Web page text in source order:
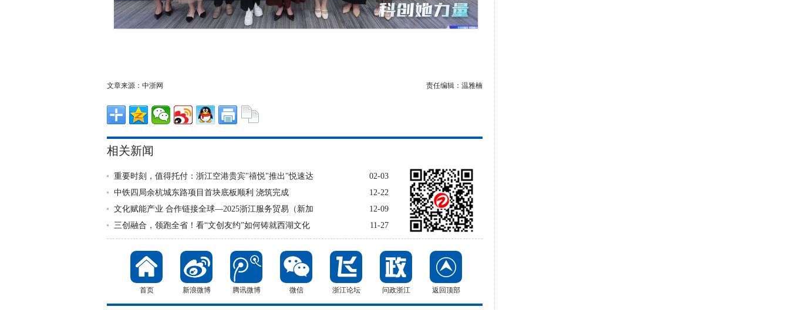
文章来源： 中浙网 责任编辑： 温雅楠
相关新闻
02-03
重要时刻，值得托付：浙江空港贵宾"禧悦"推出"悦速达
12-22
中铁四局余杭城东路项目首块底板顺利 浇筑完成
12-09
文化赋能产业 合作链接全球—2025浙江服务贸易（新加
11-27
三创融合，领跑全省！看“文创友约”如何铸就西湖文化
首页 新浪微博 腾讯微博 微信 浙江论坛 问政浙江 返回顶部